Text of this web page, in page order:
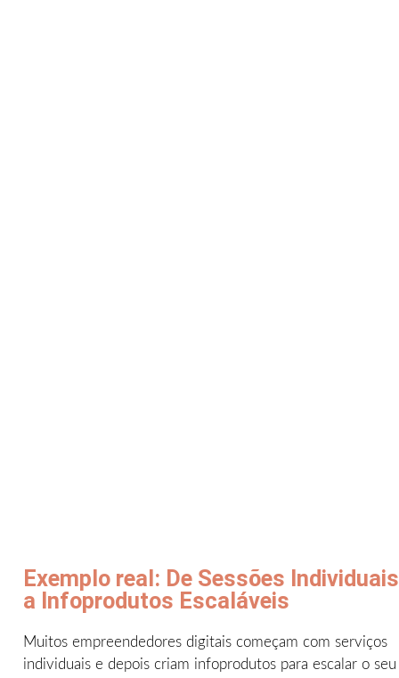
Exemplo real: De Sessões Individuais
a Infoprodutos Escaláveis
Muitos empreendedores digitais começam com serviços
individuais e depois criam infoprodutos para escalar o seu